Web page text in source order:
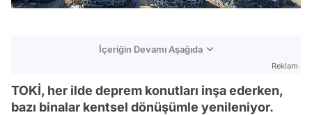
İçeriğin Devamı Aşağıda
Reklam
TOKİ, her ilde deprem konutları inşa ederken,
bazı binalar kentsel dönüşümle yenileniyor.